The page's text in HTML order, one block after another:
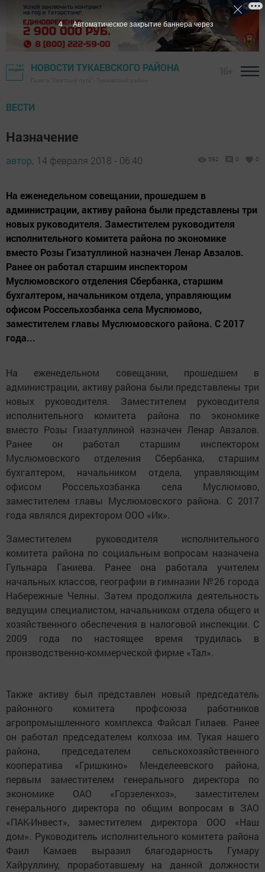
НОВОСТИ ТУКАЕВСКОГО РАЙОНА
ВЕСТИ
Назначение
автор, 14 февраля 2018 - 06:40 592 0 0
На еженедельном совещании, прошедшем в
администрации, активу района были представлены три
новых руководителя. Заместителем руководителя
исполнительного комитета района по экономике
вместо Розы Гизатуллиной назначен Ленар Авзалов.
Ранее он работал старшим инспектором
Муслюмовского отделения Сбербанка, старшим
бухгалтером, начальником отдела, управляющим
офисом Россельхозбанка села Муслюмово,
заместителем главы Муслюмовского района. С 2017
года...
На еженедельном совещании, прошедшем в
администрации, активу района были представлены три
новых руководителя. Заместителем руководителя
исполнительного комитета района по экономике
вместо Розы Гизатуллиной назначен Ленар Авзалов.
Ранее он работал старшим инспектором
Муслюмовского отделения Сбербанка, старшим
бухгалтером, начальником отдела, управляющим
офисом Россельхозбанка села Муслюмово,
заместителем главы Муслюмовского района. С 2017
года являлся директором ООО «Ик».
Заместителем руководителя исполнительного
комитета района по социальным вопросам назначена
Гульнара Ганиева. Ранее она работала учителем
начальных классов, географии в гимназии №26 города
Набережные Челны. Затем продолжила деятельность
ведущим специалистом, начальником отдела общего и
хозяйственного обеспечения в налоговой инспекции. С
2009 года по настоящее время трудилась в
производственно-коммерческой фирме «Тал».
Также активу был представлен новый председатель
районного комитета профсоюза работников
агропромышленного комплекса Файсал Гилаев. Ранее
он работал председателем колхоза им. Тукая нашего
района, председателем сельскохозяйственного
кооператива «Гришкино» Менделеевского района,
первым заместителем генерального директора по
экономике ОАО «Горзеленхоз», заместителем
генерального директора по общим вопросам в ЗАО
«ПАК-Инвест», заместителем директора ООО «Наш
дом». Руководитель исполнительного комитета района
Фаил Камаев выразил благодарность Гумару
Хайруллину, проработавшему на данной должности
3 Автоматическое закрытие баннера через